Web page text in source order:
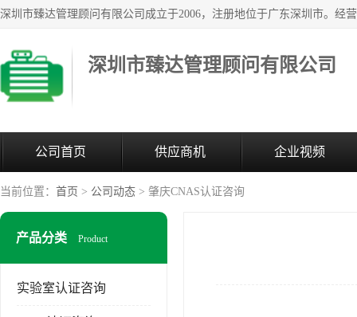
深圳市臻达管理顾问有限公司
公司首页 供应商机 企业视频
当前位置： 首页 > 公司动态 > 肇庆CNAS认证咨询
产品分类 Product
实验室认证咨询